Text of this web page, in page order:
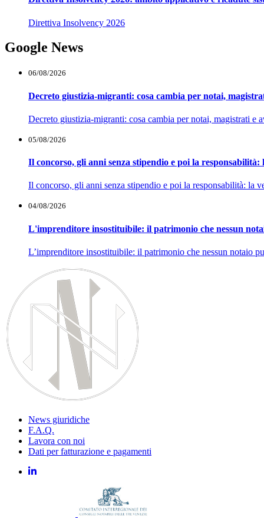
Direttiva Insolvency 2026
Google News
06/08/2026
Decreto giustizia-migranti: cosa cambia per notai,
Decreto giustizia-migranti: cosa cambia per notai, magistrati e
05/08/2026
Il concorso, gli anni senza stipendio e poi la
Il concorso, gli anni senza stipendio e poi la responsabilità: la
04/08/2026
L'imprenditore insostituibile: il patrimonio che nessun
L’imprenditore insostituibile: il patrimonio che nessun notaio
News giuridiche
F.A.Q.
Lavora con noi
Dati per fatturazione e pagamenti